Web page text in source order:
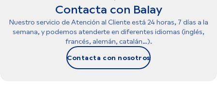
Contacta con Balay
Nuestro servicio de Atención al Cliente está 24 horas, 7 días a la
semana, y podemos atenderte en diferentes idiomas (inglés,
francés, alemán, catalán…).
Contacta con nosotros